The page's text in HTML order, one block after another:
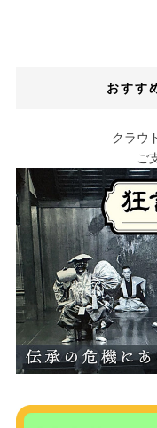
おすす
クラウ
ご